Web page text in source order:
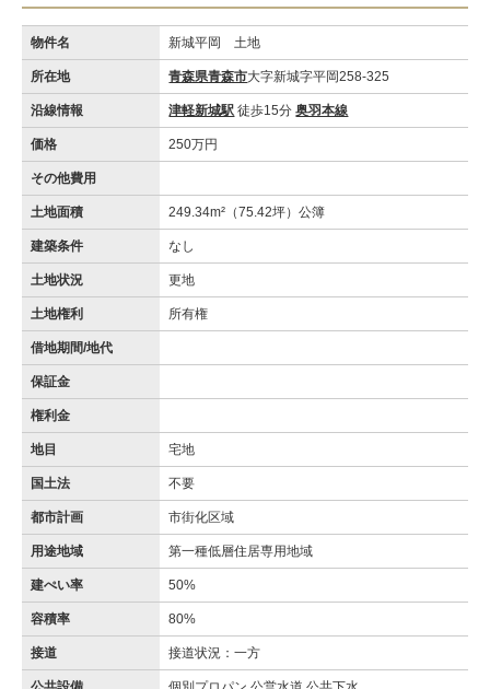
物件名 新城平岡 土地
所在地 青森県青森市大字新城字平岡258-325
沿線情報 津軽新城駅 徒歩15分奥羽本線
価格 250万円
その他費用
土地面積 249.34m²（75.42坪）公簿
建築条件 なし
土地状況 更地
土地権利 所有権
借地期間/地代
保証金
権利金
地目 宅地
国土法 不要
都市計画 市街化区域
用途地域 第一種低層住居専用地域
建ぺい率 50%
容積率 80%
接道 接道状況：一方